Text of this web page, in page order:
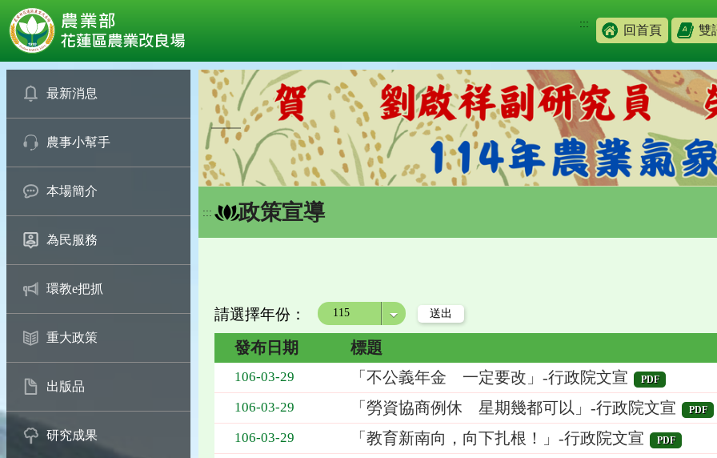
::: 回首頁 雙
最新消息
農事小幫手
本場簡介
為民服務
環教e把抓
重大政策
出版品
研究成果
::: 政策宣導
請選擇年份：
年度
發布日期 標題
106-03-29 「不公義年金 一定要改」-行政院文宣 PDF
106-03-29 「勞資協商例休 星期幾都可以」-行政院文宣 PDF
106-03-29 「教育新南向，向下扎根！」-行政院文宣 PDF